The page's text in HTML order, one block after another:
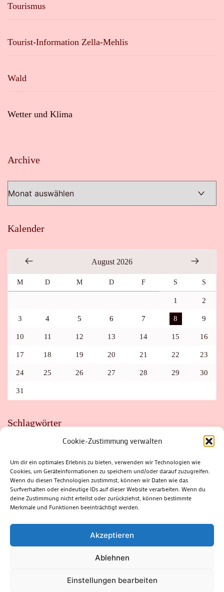
Cookie-Zustimmung verwalten
Um dir ein optimales Erlebnis zu bieten, verwenden wir Technologien wie
Cookies, um Geräteinformationen zu speichern und/oder darauf zuzugreifen.
Wenn du diesen Technologien zustimmst, können wir Daten wie das
Surfverhalten oder eindeutige IDs auf dieser Website verarbeiten. Wenn du
deine Zustimmung nicht erteilst oder zurückziehst, können bestimmte
Merkmale und Funktionen beeinträchtigt werden.
Akzeptieren
Ablehnen
Einstellungen bearbeiten
Tourismus
Tourist-Information Zella-Mehlis
Wald
Wetter und Klima
Archive
Kalender
August 2026
M D M D F S S
1 2
3 4 5 6 7 8 9
10 11 12 13 14 15 16
17 18 19 20 21 22 23
24 25 26 27 28 29 30
31
Schlagwörter
FAHRRAD
FLOHMARKT FOLK GEWINNSPIEL
HITZE
HITZEFALLE AUTO
IRISH DANCE JAZZ
KABARETT
KINDER
KIRMES KLASSIK
KLEINE SUHLER REIHE
KRIMI
KULTUR LESUNG LOTTO
MEININGEN
PARASITEN
PILZE SCHLEUSINGEN
SCHULWEG
SOMMERFERIEN
SPORT SRH
STADTFEST
STADTMARKETING
STRASSENSPERRUNG
SUHL
SUHLER FRÜHLING
SUHLER STADTMARKETING
THÜRINGER WALD
ZELLA-MEHLIS
(c) Rhön-Rennsteig-Verlag 2024. Alle Rechte vorbehalten.